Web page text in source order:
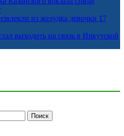
из желудка девочки 17
выходить на связь в Иркутской